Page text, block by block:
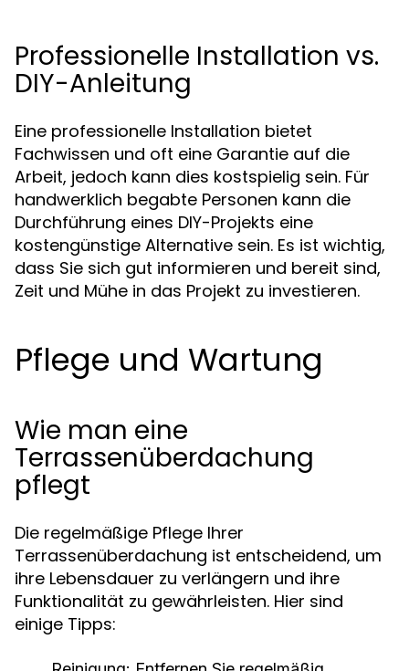
Professionelle Installation vs.
DIY-Anleitung
Eine professionelle Installation bietet
Fachwissen und oft eine Garantie auf die
Arbeit, jedoch kann dies kostspielig sein. Für
handwerklich begabte Personen kann die
Durchführung eines DIY-Projekts eine
kostengünstige Alternative sein. Es ist wichtig,
dass Sie sich gut informieren und bereit sind,
Zeit und Mühe in das Projekt zu investieren.
Pflege und Wartung
Wie man eine
Terrassenüberdachung
pflegt
Die regelmäßige Pflege Ihrer
Terrassenüberdachung ist entscheidend, um
ihre Lebensdauer zu verlängern und ihre
Funktionalität zu gewährleisten. Hier sind
einige Tipps: